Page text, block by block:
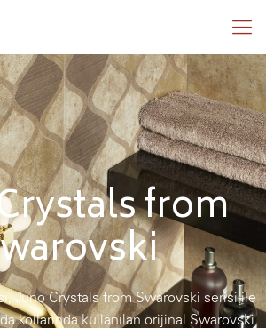
from
Juno Crystals from Swarovski serisi ile
kollarında kullanılan orijinal Swarovski